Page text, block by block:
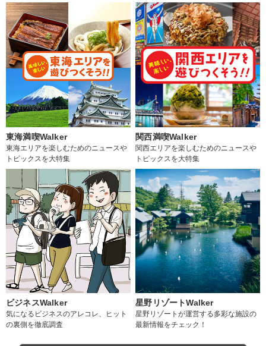
東海満喫Walker
東海エリアを楽しむためのニュースや
トピックスを大特集
関西満喫Walker
関西エリアを楽しむためのニュースや
トピックスを大特集
ビジネスWalker
気になるビジネスのアレコレ、ヒット
の裏側を徹底調査
星野リゾートWalker
星野リゾートが運営する多彩な施設の
最新情報をチェック！